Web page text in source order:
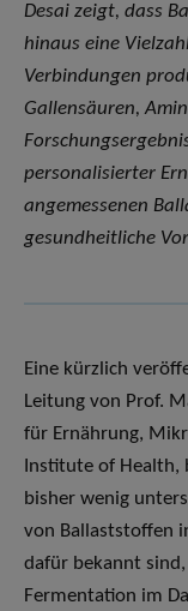
Desai zeigt, dass
hinaus eine
Verbindungen
Gallensäuren,
personalisierter
angemessenen
gesundheitliche
Eine kürzlich
Leitung von Prof.
für Ernährung,
Institute of
bisher wenig
von Ballaststoffen
dafür bekannt
Fermentation im